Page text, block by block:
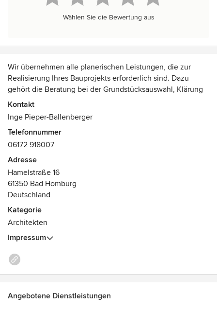
Wählen Sie die Bewertung aus
Wir übernehmen alle planerischen Leistungen, die zur
Realisierung Ihres Bauprojekts erforderlich sind. Dazu
gehört die Beratung bei der Grundstücksauswahl, Klärung
der Fragen zur Machbarkeit und des städtebaulichen
Kontexts über den Entwurf, die Einreichung der
Ausführungs- und Detailplanung bei der Baubehörde und
die örtliche Bauaufsicht.
Kontakt
Inge Pieper-Ballenberger
Telefonnummer
06172 918007
Adresse
Hamelstraße 16
61350 Bad Homburg
Deutschland
Kategorie
Architekten
Impressum
Angebotene Dienstleistungen